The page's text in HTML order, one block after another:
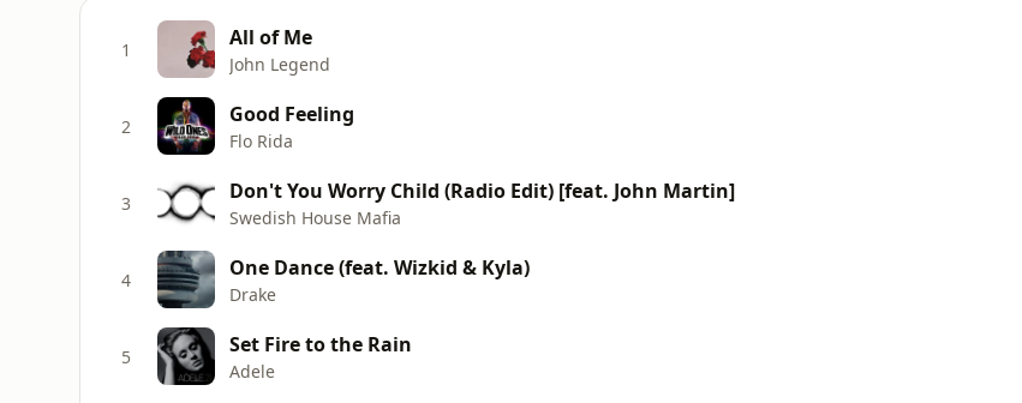
1 All of Me
John Legend
2 Good Feeling
Flo Rida
3 Don't You Worry Child (Radio Edit) [feat. John Martin]
Swedish House Mafia
4 One Dance (feat. Wizkid & Kyla)
Drake
5 Set Fire to the Rain
Adele